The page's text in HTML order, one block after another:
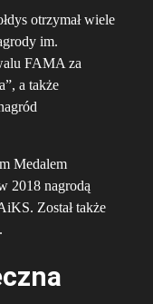
otrzymał wiele
im.
FAMA za
a także
Medalem
2018 nagrodą
Został także